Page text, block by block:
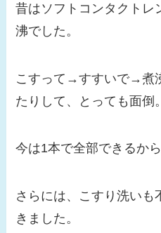
昔はソフトコンタクトレ
沸でした。
こすって→すすいで→煮
たりして、とっても面倒。
今は1本で全部できるから
さらには、こすり洗いも
きました。